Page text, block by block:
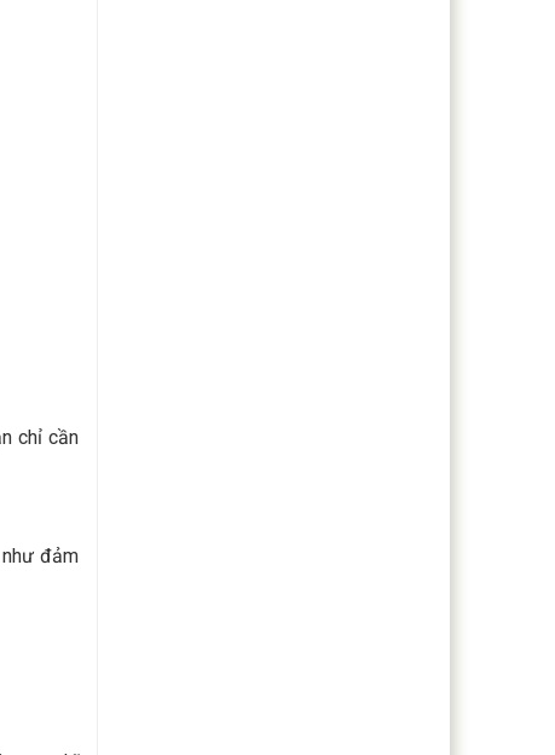
chỉ cần
đảm